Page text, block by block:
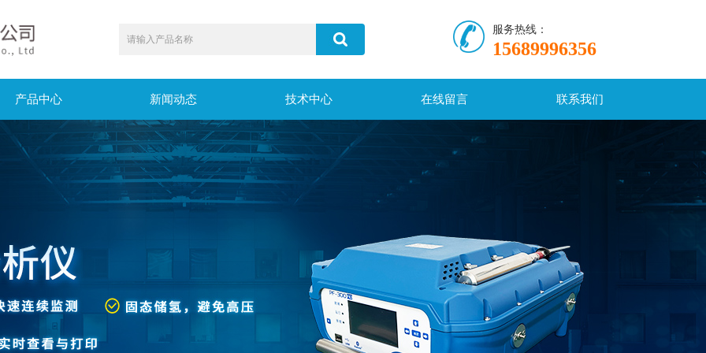
服务热线：
15689996356
产品中心 新闻动态 技术中心 在线留言 联系我们